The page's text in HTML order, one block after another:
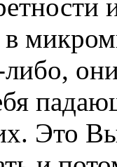
Это